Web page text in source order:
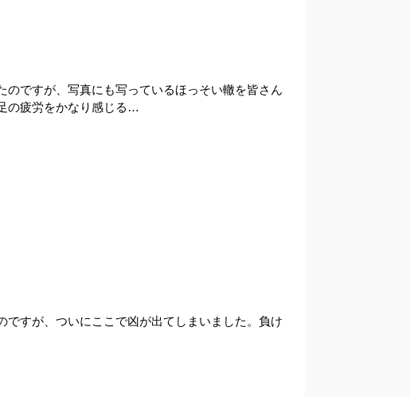
ですが、写真にも写っているほっそい轍を皆さん
の疲労をかなり感じる…
すが、ついにここで凶が出てしまいました。負け